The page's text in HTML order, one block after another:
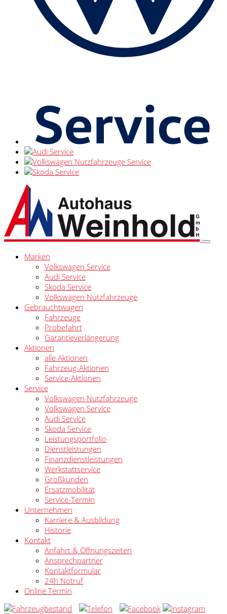
Marken
Volkswagen Service
Audi Service
Skoda Service
Volkswagen Nutzfahrzeuge
Gebrauchtwagen
Fahrzeuge
Probefahrt
Garantieverlängerung
Aktionen
alle Aktionen
Fahrzeug-Aktionen
Service-Aktionen
Service
Volkswagen Nutzfahrzeuge
Volkswagen Service
Audi Service
Skoda Service
Leistungsportfolio
Dienstleistungen
Finanzdienstleistungen
Werkstattservice
Großkunden
Ersatzmobilität
Service-Termin
Unternehmen
Karriere & Ausbildung
Historie
Kontakt
Anfahrt & Öffnungszeiten
Ansprechpartner
Kontaktformular
24h Notruf
Online Termin